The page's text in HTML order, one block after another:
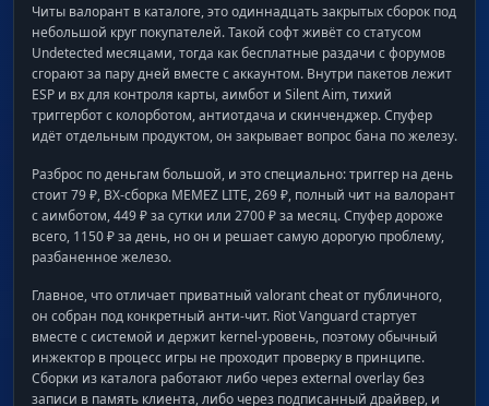
Читы валорант в каталоге, это одиннадцать закрытых сборок под
небольшой круг покупателей. Такой софт живёт со статусом
Undetected месяцами, тогда как бесплатные раздачи с форумов
сгорают за пару дней вместе с аккаунтом. Внутри пакетов лежит
ESP и вх для контроля карты, аимбот и Silent Aim, тихий
триггербот с колорботом, антиотдача и скинченджер. Спуфер
идёт отдельным продуктом, он закрывает вопрос бана по железу.
Разброс по деньгам большой, и это специально: триггер на день
стоит 79 ₽, ВХ-сборка MEMEZ LITE, 269 ₽, полный чит на валорант
с аимботом, 449 ₽ за сутки или 2700 ₽ за месяц. Спуфер дороже
всего, 1150 ₽ за день, но он и решает самую дорогую проблему,
разбаненное железо.
Главное, что отличает приватный valorant cheat от публичного,
он собран под конкретный анти-чит. Riot Vanguard стартует
вместе с системой и держит kernel-уровень, поэтому обычный
инжектор в процесс игры не проходит проверку в принципе.
Сборки из каталога работают либо через external overlay без
записи в память клиента, либо через подписанный драйвер, и